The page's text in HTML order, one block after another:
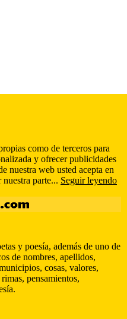
como de terceros para
y ofrecer publicidades
nuestra web usted acepta en
parte... Seguir leyendo
y poesía, además de uno de
de nombres, apellidos,
cosas, valores,
pensamientos,